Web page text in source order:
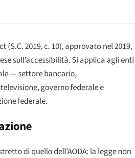
(S.C. 2019, c. 10), approvato nel 2019,
sull’accessibilità. Si applica agli enti
— settore bancario,
governo federale e
federale.
di quello dell’AODA: la legge non